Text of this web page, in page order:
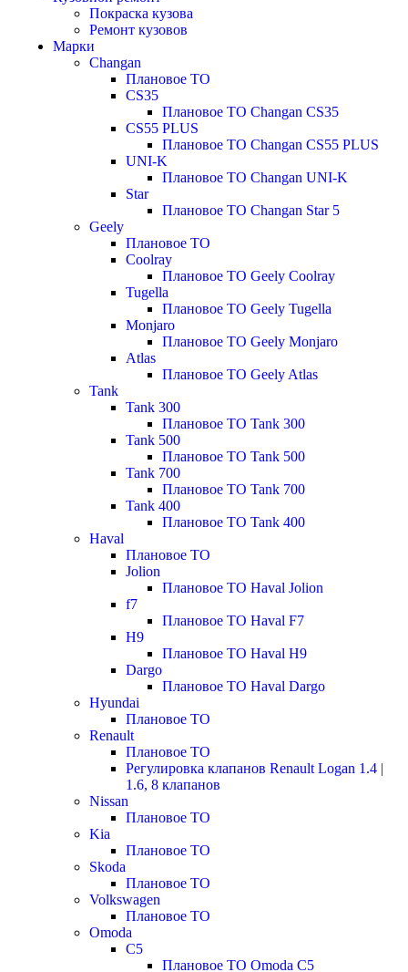
Покраска кузова
Ремонт кузовов
Марки
Changan
Плановое ТО
CS35
Плановое ТО Changan CS35
CS55 PLUS
Плановое ТО Changan CS55 PLUS
UNI-K
Плановое ТО Changan UNI-K
Star
Плановое ТО Changan Star 5
Geely
Плановое ТО
Coolray
Плановое ТО Geely Coolray
Tugella
Плановое ТО Geely Tugella
Monjaro
Плановое ТО Geely Monjaro
Atlas
Плановое ТО Geely Atlas
Tank
Tank 300
Плановое ТО Tank 300
Tank 500
Плановое ТО Tank 500
Tank 700
Плановое ТО Tank 700
Tank 400
Плановое ТО Tank 400
Haval
Плановое ТО
Jolion
Плановое ТО Haval Jolion
f7
Плановое ТО Haval F7
H9
Плановое ТО Haval H9
Dargo
Плановое ТО Haval Dargo
Hyundai
Плановое ТО
Renault
Плановое ТО
Регулировка клапанов Renault Logan 1.4 |
1.6, 8 клапанов
Nissan
Плановое ТО
Kia
Плановое ТО
Skoda
Плановое ТО
Volkswagen
Плановое ТО
Omoda
C5
Плановое ТО Omoda C5